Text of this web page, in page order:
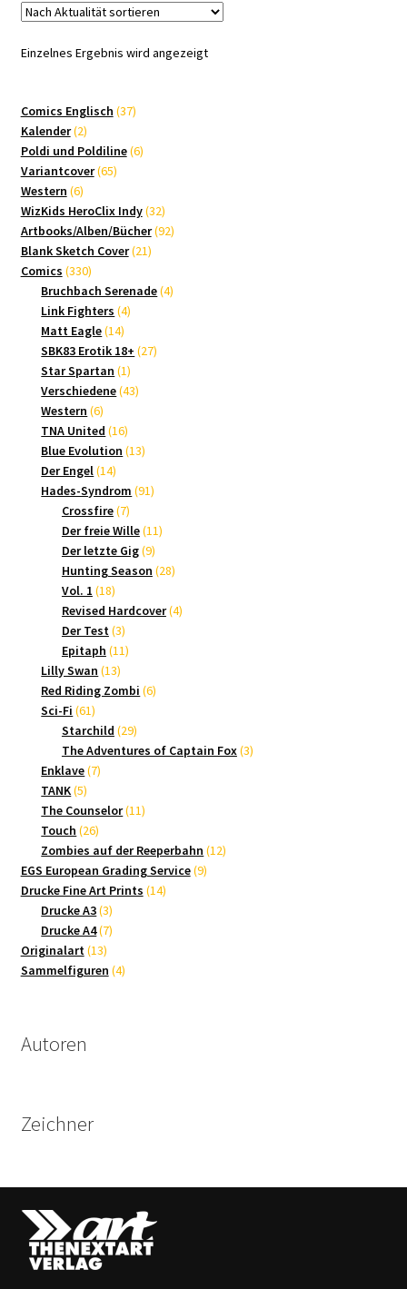
Einzelnes Ergebnis wird angezeigt
Comics Englisch 3737
Kalender 22
Produkte
Poldi und Poldiline 66
Variantcover 6565
Western 66
Produkte
WizKids HeroClix Indy 3232
Produkte
Artbooks/Alben/Bücher 9292
Blank Sketch Cover 2121
Comics 330330
Produkte
Bruchbach Serenade 44
Link Fighters 44
Matt Eagle 1414
Produkte
SBK83 Erotik 18+ 2727
Star Spartan 11
Produkt
Verschiedene 4343
Western 66
Produkte
TNA United 1616
Produkte
Blue Evolution 1313
Der Engel 1414
Produkte
Hades-Syndrom 9191
Crossfire 77
Produkte
Der freie Wille 1111
Der letzte Gig 99
Produkte
Hunting Season 2828
Vol. 1 1818
Produkte
Revised Hardcover 44
Der Test 33
Produkte
Epitaph 1111
Lilly Swan 1313
Produkte
Red Riding Zombi 66
Sci-Fi 6161
Produkte
Starchild 2929
Produkte
The Adventures of Captain Fox 33
Enklave 77
TANK 55
Produkte
The Counselor 1111
Touch 2626
Produkte
Zombies auf der Reeperbahn 1212
EGS European Grading Service 99
Drucke Fine Art Prints 1414
Drucke A3 33
Produkte
Drucke A4 77
Originalart 1313
Produkte
Sammelfiguren 44
Autoren
Zeichner